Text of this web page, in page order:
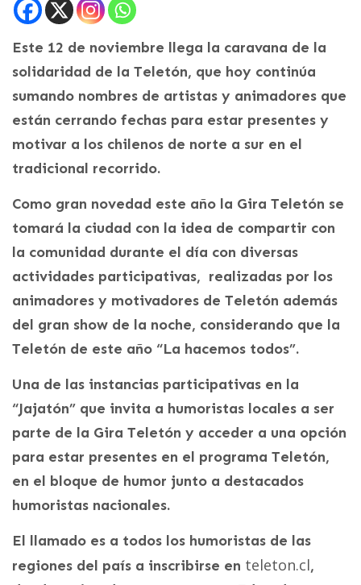
Este 12 de noviembre llega la caravana de la
solidaridad de la Teletón, que hoy continúa
sumando nombres de artistas y animadores que
están cerrando fechas para estar presentes y
motivar a los chilenos de norte a sur en el
tradicional recorrido.
Como gran novedad este año la Gira Teletón se
tomará la ciudad con la idea de compartir con
la comunidad durante el día con diversas
actividades participativas, realizadas por los
animadores y motivadores de Teletón además
del gran show de la noche, considerando que la
Teletón de este año “La hacemos todos”.
Una de las instancias participativas en la
“Jajatón” que invita a humoristas locales a ser
parte de la Gira Teletón y acceder a una opción
para estar presentes en el programa Teletón,
en el bloque de humor junto a destacados
humoristas nacionales.
El llamado es a todos los humoristas de las
regiones del país a inscribirse en teleton.cl,